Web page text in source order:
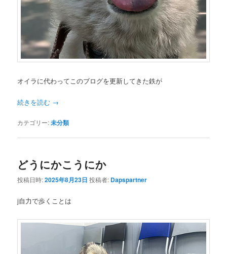
オイラに代わってこのブログを更新してきた鉄が
続きを読む →
カテゴリー:未分類
どうにかこうにか
投稿日時:2025年8月23日 投稿者: Dapspartner
j自力で歩くことは